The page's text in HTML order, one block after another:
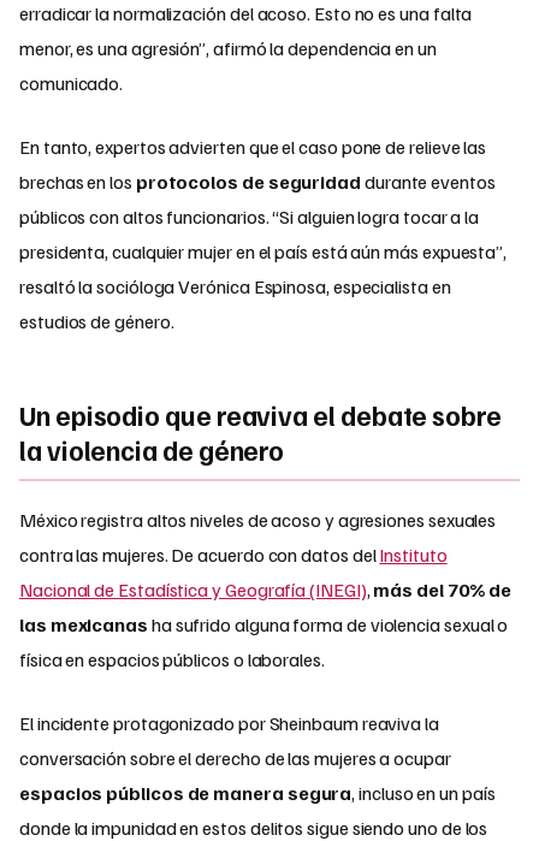
erradicar la normalización del acoso. Esto no es una falta
menor, es una agresión”, afirmó la dependencia en un
comunicado.
En tanto, expertos advierten que el caso pone de relieve las
brechas en los protocolos de seguridad durante eventos
públicos con altos funcionarios. “Si alguien logra tocar a la
presidenta, cualquier mujer en el país está aún más expuesta”,
resaltó la socióloga Verónica Espinosa, especialista en
estudios de género.
Un episodio que reaviva el debate sobre
la violencia de género
México registra altos niveles de acoso y agresiones sexuales
contra las mujeres. De acuerdo con datos delInstituto
Nacional de Estadística y Geografía (INEGI), más del 70% de
las mexicanas ha sufrido alguna forma de violencia sexual o
física en espacios públicos o laborales.
El incidente protagonizado por Sheinbaum reaviva la
conversación sobre el derecho de las mujeres a ocupar
espacios públicos de manera segura, incluso en un país
donde la impunidad en estos delitos sigue siendo uno de los